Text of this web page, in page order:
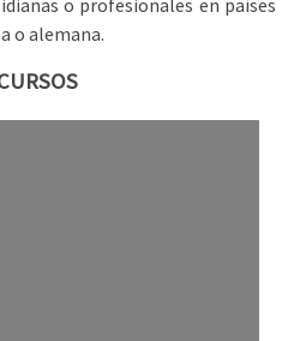
o profesionales en países
o alemana.